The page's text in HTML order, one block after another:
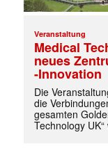
Veranstaltung
Medical
neues
-Innovation
Die
die
gesamten
Technology